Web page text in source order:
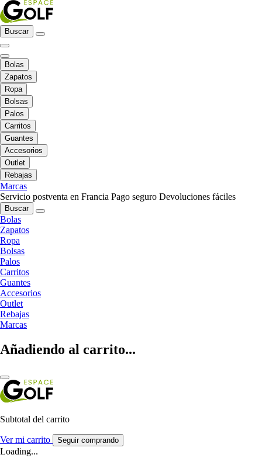
Buscar
Bolas
Zapatos
Ropa
Bolsas
Palos
Carritos
Guantes
Accesorios
Outlet
Rebajas
Marcas
Servicio postventa en Francia Pago seguro Devoluciones fáciles
Buscar
Bolas
Zapatos
Ropa
Bolsas
Palos
Carritos
Guantes
Accesorios
Outlet
Rebajas
Marcas
Añadiendo al carrito...
Subtotal del carrito
Ver mi carrito Seguir comprando
Loading...